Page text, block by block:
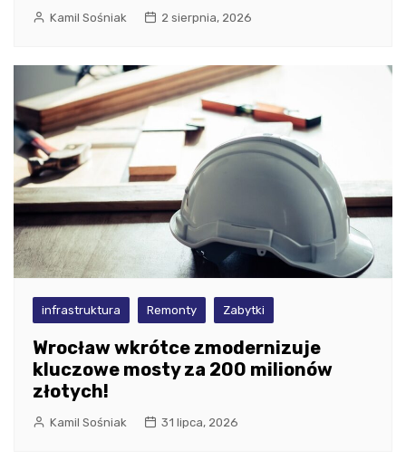
Kamil Sośniak 2 sierpnia, 2026
infrastruktura Remonty Zabytki
Wrocław wkrótce zmodernizuje
kluczowe mosty za 200 milionów
złotych!
Kamil Sośniak 31 lipca, 2026